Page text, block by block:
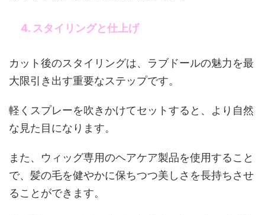
4. スタイリングと仕上げ
カット後のスタイリングは、ラブドールの魅力を最
大限引き出す重要なステップです。
軽くスプレーを吹きかけてセットすると、より自然
な見た目になります。
また、ウィッグ専用のヘアケア製品を使用すること
で、髪の毛を健やかに保ちつつ美しさを長持ちさせ
ることができます。